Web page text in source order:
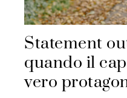
Statement
quando il
vero